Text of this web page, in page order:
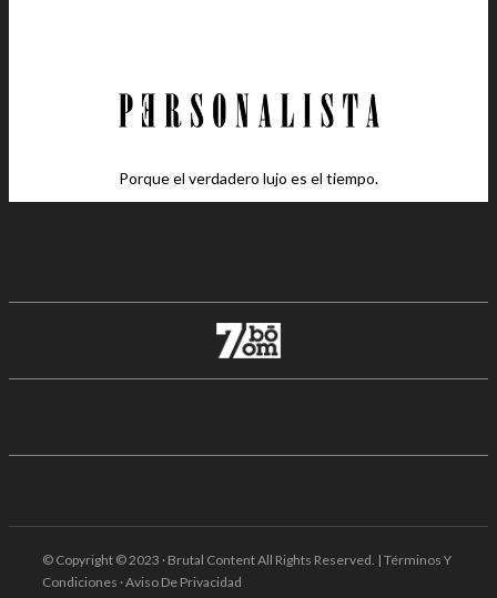
Porque el verdadero lujo es el tiempo.
© Copyright © 2023 · Brutal Content All Rights Reserved. | Términos Y
Condiciones · Aviso De Privacidad